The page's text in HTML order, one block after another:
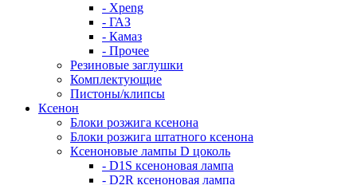
- Xpeng
- ГАЗ
- Камаз
- Прочее
Резиновые заглушки
Комплектующие
Пистоны/клипсы
Ксенон
Блоки розжига ксенона
Блоки розжига штатного ксенона
Ксеноновые лампы D цоколь
- D1S ксеноновая лампа
- D2R ксеноновая лампа